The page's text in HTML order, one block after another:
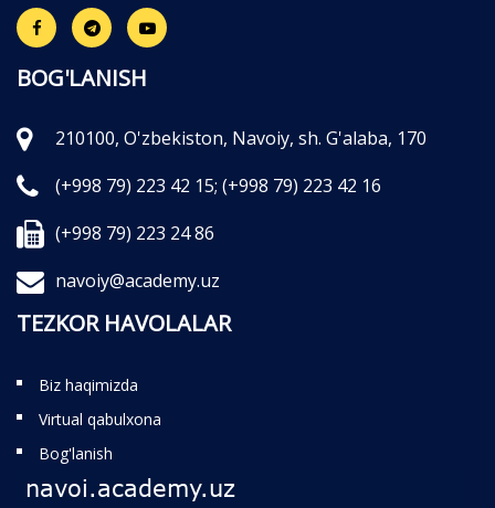
BOG'LANISH
210100, O'zbekiston, Navoiy, sh. G'alaba, 170
(+998 79) 223 42 15; (+998 79) 223 42 16
(+998 79) 223 24 86
navoiy@academy.uz
TEZKOR HAVOLALAR
Biz haqimizda
Virtual qabulxona
Bog'lanish